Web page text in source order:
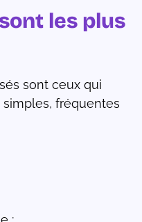
les plus
sont ceux qui
fréquentes